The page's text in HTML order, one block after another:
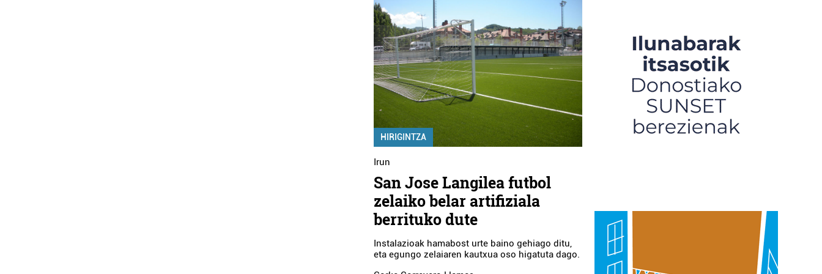
HIRIGINTZA
Irun
San Jose Langilea futbol
zelaiko belar artifiziala
berrituko dute
Instalazioak hamabost urte baino gehiago ditu,
eta egungo zelaiaren kautxua oso higatuta dago.